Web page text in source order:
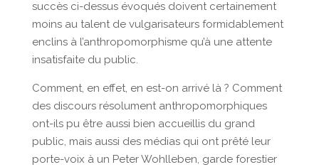
succès ci-dessus évoqués doivent certainement
moins au talent de vulgarisateurs formidablement
enclins à l’anthropomorphisme qu’à une attente
insatisfaite du public.
Comment, en effet, en est-on arrivé là ? Comment
des discours résolument anthropomorphiques
ont-ils pu être aussi bien accueillis du grand
public, mais aussi des médias qui ont prêté leur
porte-voix à un Peter Wohlleben, garde forestier